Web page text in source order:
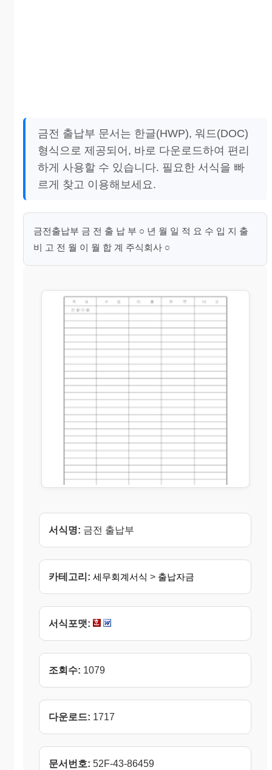
금전 출납부 문서는 한글(HWP), 워드(DOC)
형식으로 제공되어, 바로 다운로드하여 편리
하게 사용할 수 있습니다. 필요한 서식을 빠
르게 찾고 이용해보세요.
금전출납부 금 전 출 납 부 ○ 년 월 일 적 요 수 입 지 출
비 고 전 월 이 월 합 계 주식회사 ○
서식명: 금전 출납부
카테고리: 세무회계서식 > 출납자금
서식포맷:
조회수: 1079
다운로드: 1717
문서번호: 52F-43-86459